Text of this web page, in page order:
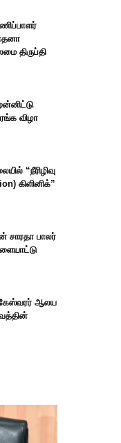
திருப்தி
விழா
“நீரிழிவு
கிளினிக்”
சாரதா பாலர்
ஆலய